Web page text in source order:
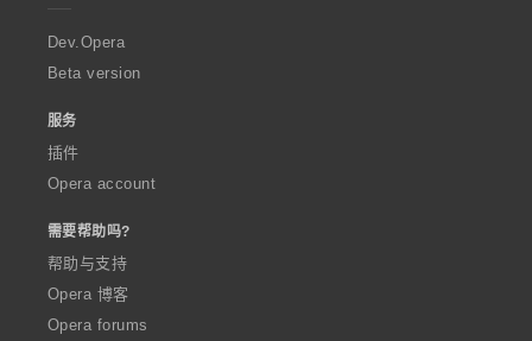
a
Dev.Opera
Beta version
服务
插件
Opera account
需要帮助吗?
帮助与支持
Opera 博客
Opera forums